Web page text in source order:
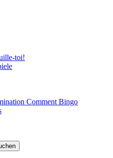
toi!
Comment Bingo